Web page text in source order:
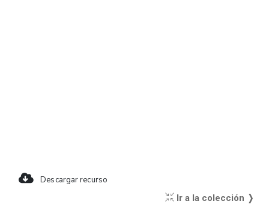
Descargar recurso
Ir a la colección ❭